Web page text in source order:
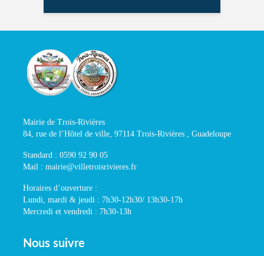
Mairie de Trois-Rivières
84, rue de l’Hôtel de ville, 97114 Trois-Rivières , Guadeloupe
Standard : 0590 92 90 05
Mail : mairie@villetroisrivieres.fr
Horaires d’ouverture :
Lundi, mardi & jeudi : 7h30-12h30/ 13h30-17h
Mercredi et vendredi : 7h30-13h
Nous suivre